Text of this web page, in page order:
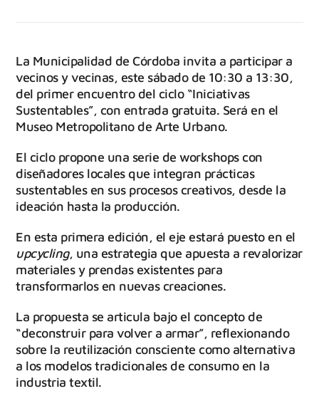
La Municipalidad de Córdoba invita a participar a
vecinos y vecinas, este sábado de 10:30 a 13:30,
del primer encuentro del ciclo “Iniciativas
Sustentables”, con entrada gratuita. Será en el
Museo Metropolitano de Arte Urbano.
El ciclo propone una serie de workshops con
diseñadores locales que integran prácticas
sustentables en sus procesos creativos, desde la
ideación hasta la producción.
En esta primera edición, el eje estará puesto en el
upcycling, una estrategia que apuesta a revalorizar
materiales y prendas existentes para
transformarlos en nuevas creaciones.
La propuesta se articula bajo el concepto de
“deconstruir para volver a armar”, reflexionando
sobre la reutilización consciente como alternativa
a los modelos tradicionales de consumo en la
industria textil.